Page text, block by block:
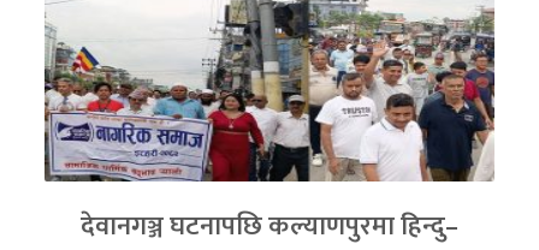
देवानगञ्ज घटनापछि कल्याणपुरमा हिन्दु–